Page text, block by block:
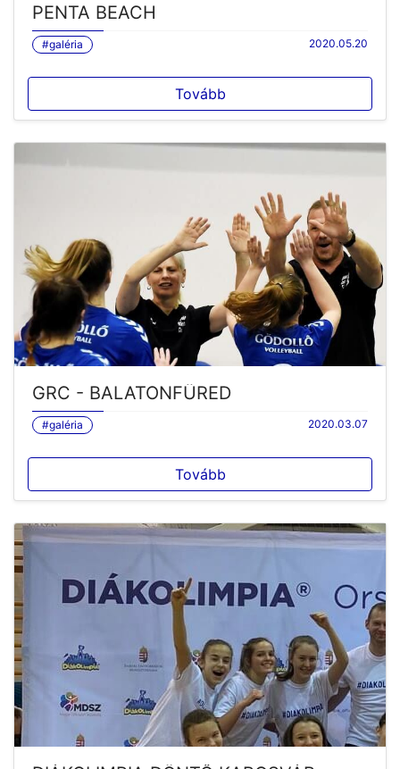
PENTA BEACH
#galéria 2020.05.20
Tovább
GRC - BALATONFÜRED
#galéria 2020.03.07
Tovább